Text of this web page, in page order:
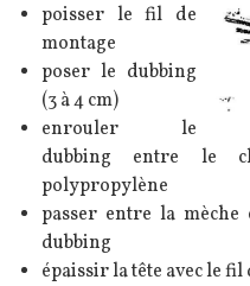
Textepoisser le fil de
montage
poser le dubbing
(3 à 4 cm)
enrouler le
dubbing entre le
polypropylène
passer entre la
dubbing
épaissir la tête avec le fil